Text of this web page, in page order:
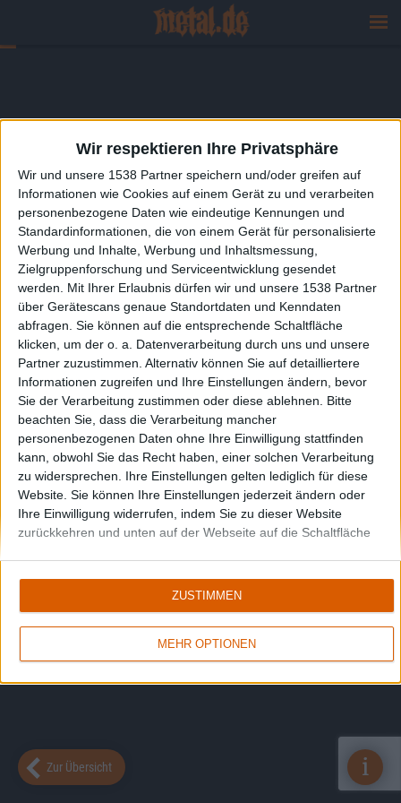
Wir respektieren Ihre Privatsphäre
Wir und unsere 1538 Partner speichern und/oder greifen auf
Informationen wie Cookies auf einem Gerät zu und verarbeiten
personenbezogene Daten wie eindeutige Kennungen und
Standardinformationen, die von einem Gerät für personalisierte
Werbung und Inhalte, Werbung und Inhaltsmessung,
Zielgruppenforschung und Serviceentwicklung gesendet
werden.
Mit Ihrer Erlaubnis dürfen wir und unsere 1538 Partner
über Gerätescans genaue Standortdaten und Kenndaten
abfragen. Sie können auf die entsprechende Schaltfläche
klicken, um der o. a. Datenverarbeitung durch uns und unsere
Partner zuzustimmen. Alternativ können Sie auf detailliertere
Informationen zugreifen und Ihre Einstellungen ändern, bevor
Sie der Verarbeitung zustimmen oder diese ablehnen.
Bitte
beachten Sie, dass die Verarbeitung mancher
personenbezogenen Daten ohne Ihre Einwilligung stattfinden
kann, obwohl Sie das Recht haben, einer solchen Verarbeitung
zu widersprechen. Ihre Einstellungen gelten lediglich für diese
Website. Sie können Ihre Einstellungen jederzeit ändern oder
Ihre Einwilligung widerrufen, indem Sie zu dieser Website
zurückkehren und unten auf der Webseite auf die Schaltfläche
MEHR OPTIONEN
ZUSTIMMEN
Zur Übersicht i